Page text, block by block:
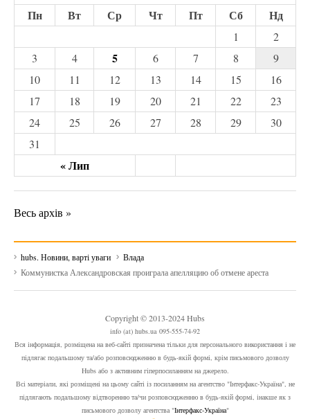
Пн
Вт Ср Чт Пт Сб Нд
« Лип
1
2
3
4 5 6 7 8
9
10
11 12 13 14 15
16
17
18 19 20 21 22
23
24
25 26 27 28 29
30
31
Весь архів »
hubs. Новини, варті уваги
Влада
Коммунистка Александровская проиграла апелляцию об отмене ареста
Copyright © 2013-2024 Hubs
info (at) hubs.ua 095-555-74-92
Вся інформація, розміщена на веб-сайті призначена тільки для персонального використання і не
підлягає подальшому та/або розповсюдженню в будь-якій формі, крім письмового дозволу
Hubs або з активним гіперпосиланням на джерело.
Всі матеріали, які розміщені на цьому сайті із посиланням на агентство "Інтерфакс-Україна", не
підлягають подальшому відтворенню та/чи розповсюдженню в будь-якій формі, інакше як з
письмового дозволу агентства "Інтерфакс-Україна"